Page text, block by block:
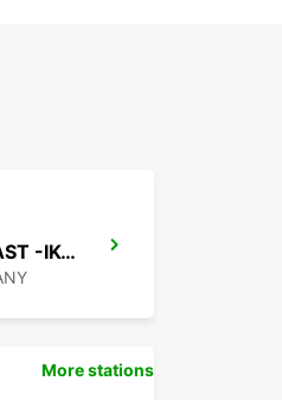
FRANKFURT 24H OPEN EAST -IKC-
More stations